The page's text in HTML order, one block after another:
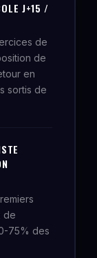
J+15 /
de
de
en
sortis de
de
75% des